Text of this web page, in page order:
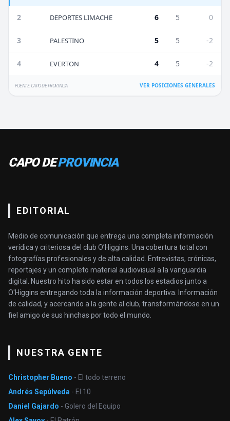
2 DEPORTES LIMACHE 6 5 0
3 PALESTINO 5 5 -2
4 EVERTON 4 5 -2
FUENTE: CAPO DE PROVINCIA VER POSICIONES GENERALES
CAPO DEPROVINCIA
EDITORIAL
Medio de comunicación que entrega una completa información
verídica y criteriosa del club O’Higgins. Una cobertura total con
fotografías profesionales y de alta calidad. Entrevistas, crónicas,
reportajes y un completo material audiovisual a la vanguardia
digital. Nuestro hito ha sido estar en todos los estadios junto a
O'Higgins entregando toda la información deportiva. Información
de calidad, y acercando a la gente al club, transformándose en un
fiel amigo de sus hinchas por todo el mundo.
NUESTRA GENTE
Christopher Bueno - El todo terreno
Andrés Sepúlveda - El 10
Daniel Gajardo - Golero del Equipo